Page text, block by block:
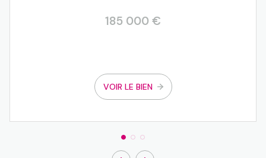
185 000 €
VOIR LE BIEN